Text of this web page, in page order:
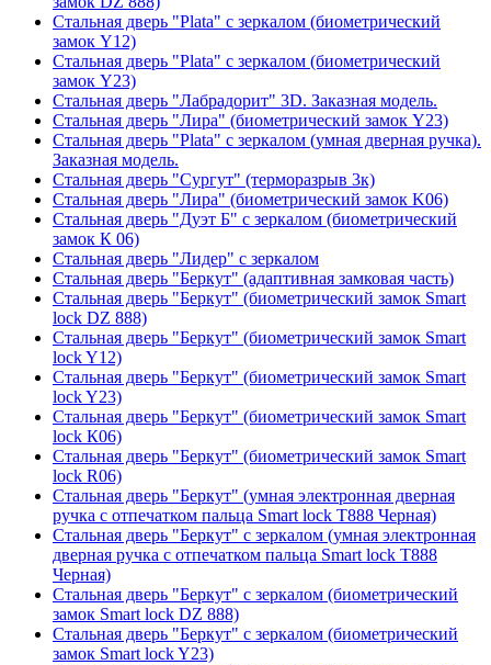
Стальная дверь "Plata" с зеркалом (биометрический
замок Y12)
Стальная дверь "Plata" с зеркалом (биометрический
замок Y23)
Стальная дверь "Лабрадорит" 3D. Заказная модель.
Стальная дверь "Лира" (биометрический замок Y23)
Стальная дверь "Plata" с зеркалом (умная дверная ручка).
Заказная модель.
Стальная дверь "Сургут" (терморазрыв 3к)
Стальная дверь "Лира" (биометрический замок K06)
Стальная дверь "Дуэт Б" с зеркалом (биометрический
замок К 06)
Стальная дверь "Лидер" с зеркалом
Стальная дверь "Беркут" (адаптивная замковая часть)
Стальная дверь "Беркут" (биометрический замок Smart
lock DZ 888)
Стальная дверь "Беркут" (биометрический замок Smart
lock Y12)
Стальная дверь "Беркут" (биометрический замок Smart
lock Y23)
Стальная дверь "Беркут" (биометрический замок Smart
lock К06)
Стальная дверь "Беркут" (биометрический замок Smart
lock R06)
Стальная дверь "Беркут" (умная электронная дверная
ручка с отпечатком пальца Smart lock T888 Черная)
Стальная дверь "Беркут" с зеркалом (умная электронная
дверная ручка с отпечатком пальца Smart lock T888
Черная)
Стальная дверь "Беркут" с зеркалом (биометрический
замок Smart lock DZ 888)
Стальная дверь "Беркут" с зеркалом (биометрический
замок Smart lock Y23)